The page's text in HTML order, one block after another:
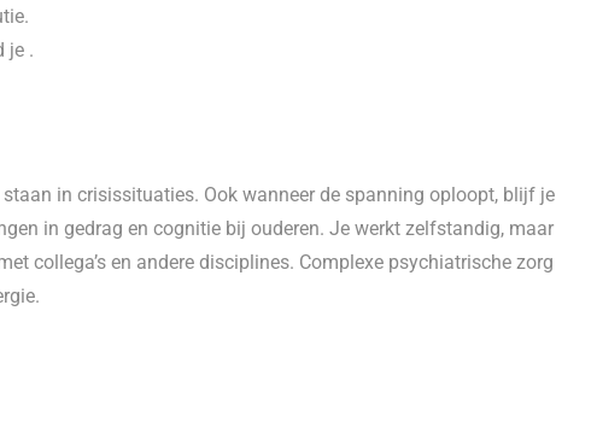
je .
in crisissituaties. Ook wanneer de spanning oploopt, blijf je
in gedrag en cognitie bij ouderen. Je werkt zelfstandig, maar
collega’s en andere disciplines. Complexe psychiatrische zorg